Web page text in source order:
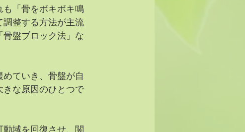
「骨をボキボキ鳴
調整する方法が主流
盤ブロック法」な
ていき、骨盤が自
きな原因のひとつで